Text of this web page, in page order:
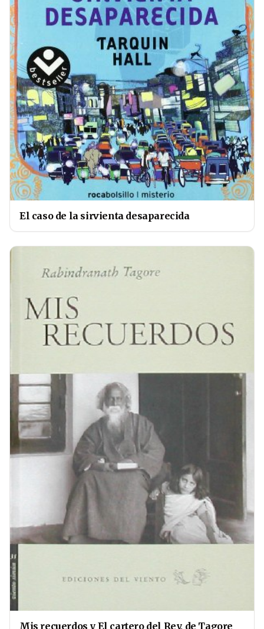
El caso de la sirvienta desaparecida
Mis recuerdos y El cartero del Rey, de Tagore